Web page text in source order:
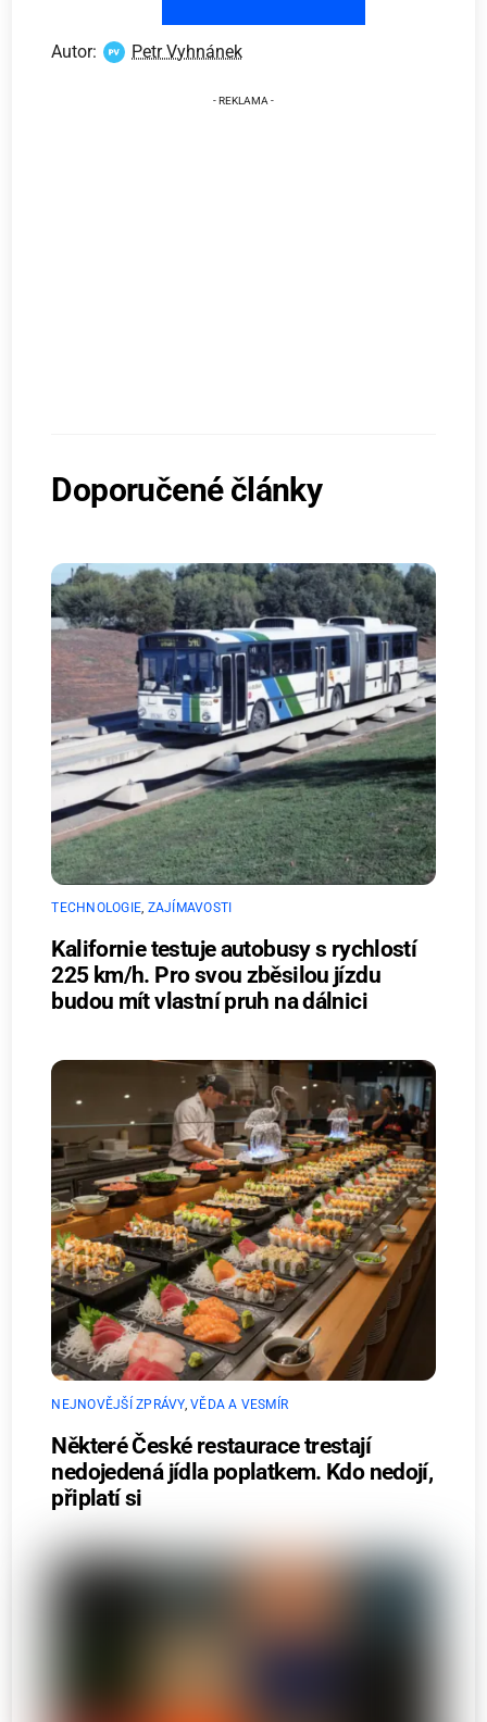
Autor: Petr Vyhnánek
Doporučené články
TECHNOLOGIE, ZAJÍMAVOSTI
Kalifornie testuje autobusy s rychlostí
225 km/h. Pro svou zběsilou jízdu
budou mít vlastní pruh na dálnici
NEJNOVĚJŠÍ ZPRÁVY,VĚDA A VESMÍR
Některé České restaurace trestají
nedojedená jídla poplatkem. Kdo nedojí,
připlatí si